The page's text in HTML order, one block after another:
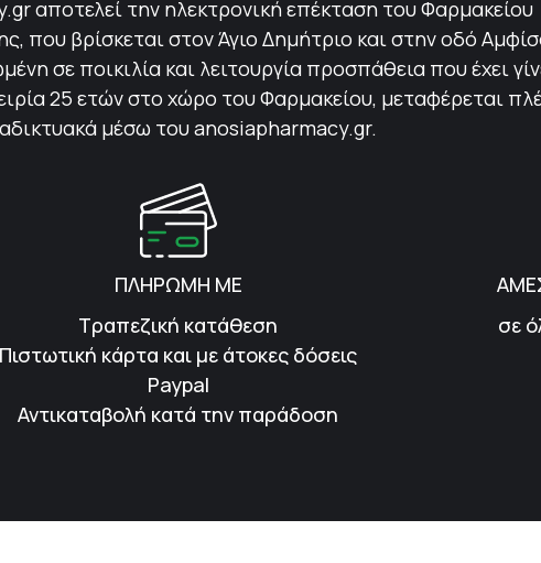
αποτελεί την ηλεκτρονική επέκταση του Φαρμακείου
που βρίσκεται στον Άγιο Δημήτριο και στην οδό
σε ποικιλία και λειτουργία προσπάθεια που έχει
25 ετών στο χώρο του Φαρμακείου, μεταφέρεται
μέσω του anosiapharmacy.gr.
ΠΛΗΡΩΜΗ ΜΕ
Τραπεζική κατάθεση
Πιστωτική κάρτα και με άτοκες δόσεις
Paypal
Αντικαταβολή κατά την παράδοση
σε